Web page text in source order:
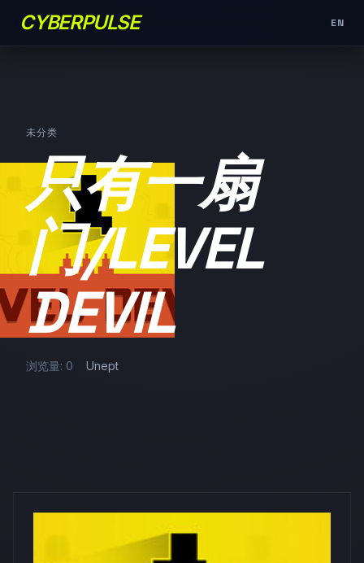
CYBERPULSE EN
未分类
只有一扇
门/LEVEL
DEVIL
浏览量: 0 Unept